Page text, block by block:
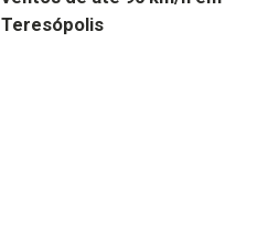
Teresópolis